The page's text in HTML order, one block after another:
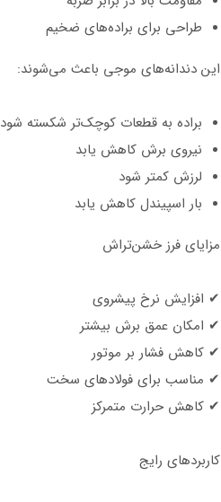
طراحی برای براده‌های ضخیم
این دندانه‌های موجی باعث می‌شوند:
براده به قطعات کوچک‌تر شکسته شود
نیروی برش کاهش یابد
لرزش کمتر شود
بار اسپیندل کاهش یابد
مزایای فرز خشن‌تراش
✔ افزایش نرخ پیشروی
✔ امکان عمق برش بیشتر
✔ کاهش فشار بر موتور
✔ مناسب برای فولادهای سخت
✔ کاهش حرارت متمرکز
کاربردهای رایج